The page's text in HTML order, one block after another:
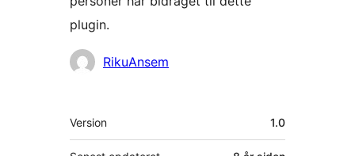
plugin.
Bidragsydere
RikuAnsem
Meta
Version 1.0